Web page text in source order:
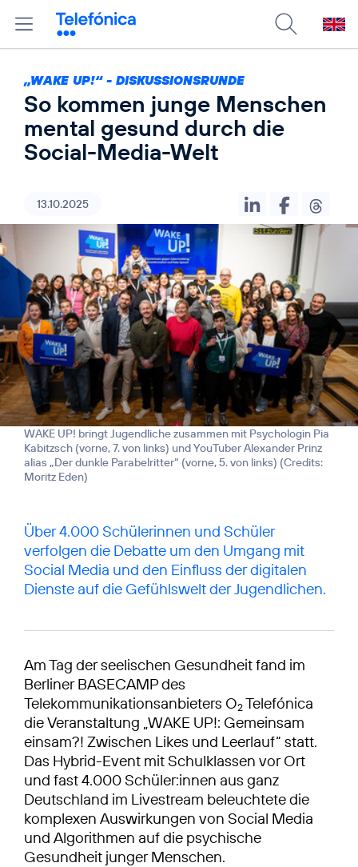
„WAKE UP!“ - DISKUSSIONSRUNDE
So kommen junge Menschen
mental gesund durch die
Social-Media-Welt
13.10.2025
WAKE UP! bringt Jugendliche zusammen mit Psychologin Pia
Kabitzsch (vorne, 7. von links) und YouTuber Alexander Prinz
alias „Der dunkle Parabelritter“ (vorne, 5. von links) (Credits:
Moritz Eden)
Über 4.000 Schülerinnen und Schüler
verfolgen die Debatte um den Umgang mit
Social Media und den Einfluss der digitalen
Dienste auf die Gefühlswelt der Jugendlichen.
Am Tag der seelischen Gesundheit fand im
Berliner BASECAMP des
Telekommunikationsanbieters O2Telefónica
die Veranstaltung „WAKE UP!: Gemeinsam
einsam?! Zwischen Likes und Leerlauf“ statt.
Das Hybrid-Event mit Schulklassen vor Ort
und fast 4.000 Schüler:innen aus ganz
Deutschland im Livestream beleuchtete die
komplexen Auswirkungen von Social Media
und Algorithmen auf die psychische
Gesundheit junger Menschen.